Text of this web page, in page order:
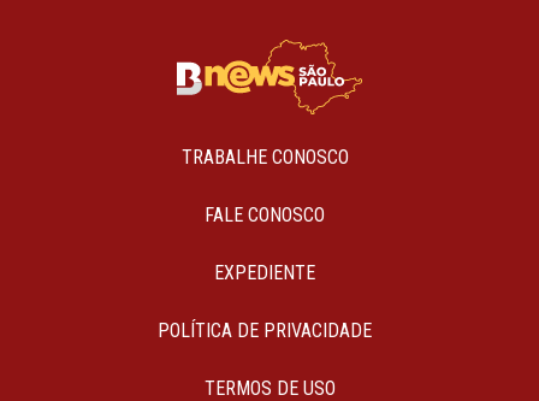
TRABALHE CONOSCO
FALE CONOSCO
EXPEDIENTE
POLÍTICA DE PRIVACIDADE
TERMOS DE USO